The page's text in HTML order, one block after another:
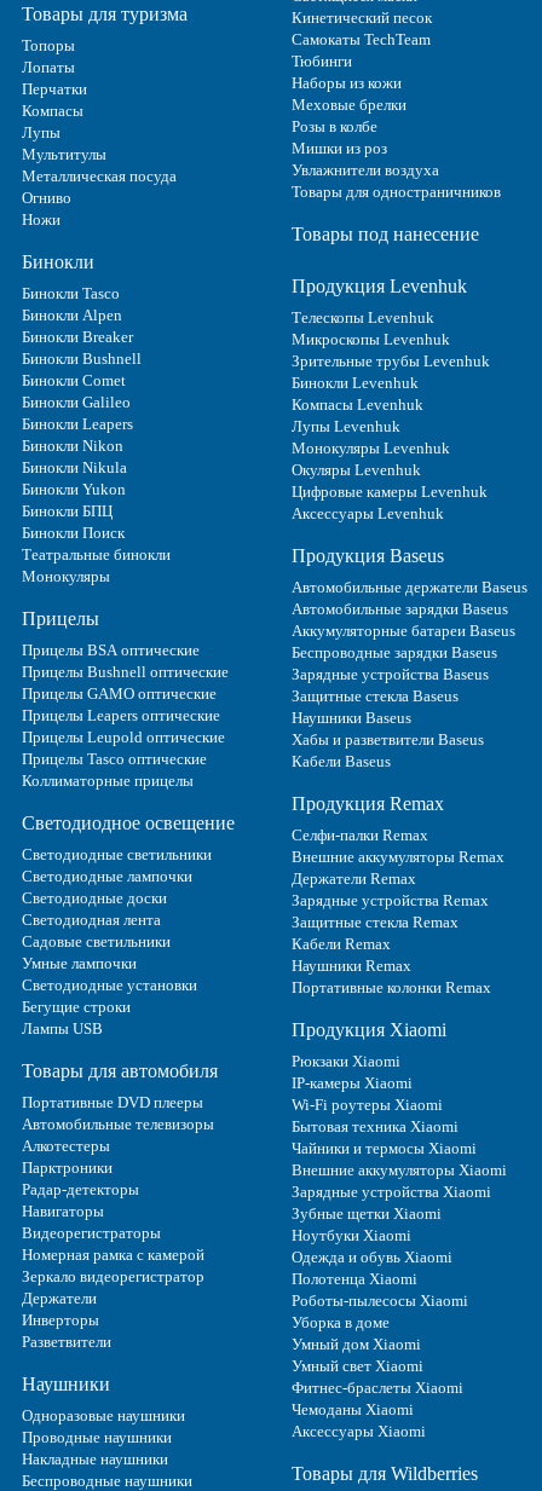
Товары для туризма
Топоры
Лопаты
Перчатки
Компасы
Лупы
Мультитулы
Металлическая посуда
Огниво
Ножи
Бинокли
Бинокли Tasco
Бинокли Alpen
Бинокли Breaker
Бинокли Bushnell
Бинокли Comet
Бинокли Galileo
Бинокли Leapers
Бинокли Nikon
Бинокли Nikula
Бинокли Yukon
Бинокли БПЦ
Бинокли Поиск
Театральные бинокли
Монокуляры
Прицелы
Прицелы BSA оптические
Прицелы Bushnell оптические
Прицелы GAMO оптические
Прицелы Leapers оптические
Прицелы Leupold оптические
Прицелы Tasco оптические
Коллиматорные прицелы
Светодиодное освещение
Светодиодные светильники
Светодиодные лампочки
Светодиодные доски
Светодиодная лента
Садовые светильники
Умные лампочки
Светодиодные установки
Бегущие строки
Лампы USB
Товары для автомобиля
Портативные DVD плееры
Автомобильные телевизоры
Алкотестеры
Парктроники
Радар-детекторы
Навигаторы
Видеорегистраторы
Номерная рамка с камерой
Зеркало видеорегистратор
Держатели
Инверторы
Разветвители
Наушники
Одноразовые наушники
Проводные наушники
Накладные наушники
Беспроводные наушники
Кинетический песок
Самокаты TechTeam
Тюбинги
Наборы из кожи
Меховые брелки
Розы в колбе
Мишки из роз
Увлажнители воздуха
Товары для одностраничников
Товары под нанесение
Продукция Levenhuk
Телескопы Levenhuk
Микроскопы Levenhuk
Зрительные трубы Levenhuk
Бинокли Levenhuk
Компасы Levenhuk
Лупы Levenhuk
Монокуляры Levenhuk
Окуляры Levenhuk
Цифровые камеры Levenhuk
Аксессуары Levenhuk
Продукция Baseus
Автомобильные держатели Baseus
Автомобильные зарядки Baseus
Аккумуляторные батареи Baseus
Беспроводные зарядки Baseus
Зарядные устройства Baseus
Защитные стекла Baseus
Наушники Baseus
Хабы и разветвители Baseus
Кабели Baseus
Продукция Remax
Селфи-палки Remax
Внешние аккумуляторы Remax
Держатели Remax
Зарядные устройства Remax
Защитные стекла Remax
Кабели Remax
Наушники Remax
Портативные колонки Remax
Продукция Xiaomi
Рюкзаки Xiaomi
IP-камеры Xiaomi
Wi-Fi роутеры Xiaomi
Бытовая техника Xiaomi
Чайники и термосы Xiaomi
Внешние аккумуляторы Xiaomi
Зарядные устройства Xiaomi
Зубные щетки Xiaomi
Ноутбуки Xiaomi
Одежда и обувь Xiaomi
Полотенца Xiaomi
Роботы-пылесосы Xiaomi
Уборка в доме
Умный дом Xiaomi
Умный свет Xiaomi
Фитнес-браслеты Xiaomi
Чемоданы Xiaomi
Аксессуары Xiaomi
Товары для Wildberries